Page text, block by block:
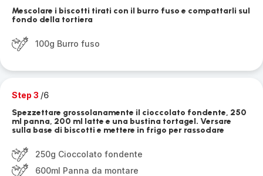
Mescolare i biscotti tirati con il burro fuso e compattarli sul
fondo della tortiera
100g Burro fuso
Step 3 /6
Spezzettare grossolanamente il cioccolato fondente, 250
ml panna, 200 ml latte e una bustina tortagel. Versare
sulla base di biscotti e mettere in frigo per rassodare
250g Cioccolato fondente
600ml Panna da montare